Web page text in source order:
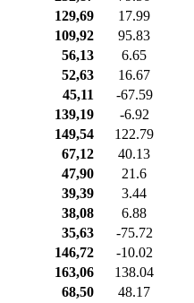
129,69 17.99
109,92 95.83
56,13 6.65
52,63 16.67
45,11 -67.59
139,19 -6.92
149,54 122.79
67,12 40.13
47,90 21.6
39,39 3.44
38,08 6.88
35,63 -75.72
146,72 -10.02
163,06 138.04
68,50 48.17